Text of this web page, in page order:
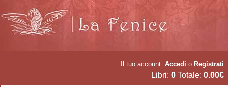
Il tuo account: Accedi o Registrati
Libri: 0 Totale: 0.00€